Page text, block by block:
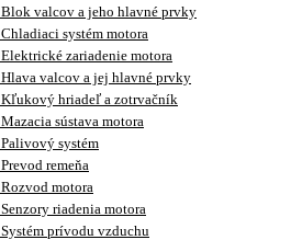
Blok valcov a jeho hlavné prvky
Chladiaci systém motora
Elektrické zariadenie motora
Hlava valcov a jej hlavné prvky
Kľukový hriadeľ a zotrvačník
Mazacia sústava motora
Palivový systém
Prevod remeňa
Rozvod motora
Senzory riadenia motora
Systém prívodu vzduchu